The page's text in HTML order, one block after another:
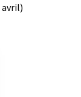
avril)